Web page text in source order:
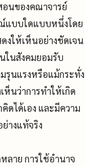
อนของคณาจารย์
แบบใดแบบหนึ่งโดย
งให้เห็นอย่างชัดเจน
ในสังคมยอมรับ
รุนแรงหรือแม้กระทั่ง
ห็นว่าการทำให้เกิด
ดได้เอง และมีความ
างแท้จริง
ลาย การใช้อำนาจ